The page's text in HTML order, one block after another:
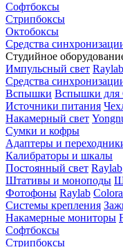
Софтбоксы
Стрипбоксы
Октобоксы
Средства
Студийное
Импульсный свет Raylab
Средства
Вспышки Вспышки для
Источники питания
Накамерный свет
Сумки и кофры
Адаптеры и
Калибраторы и шкалы
Постоянный свет Raylab
Штативы и моноподы
Фотофоны Raylab
Системы крепления
Накамерные мониторы
Софтбоксы
Стрипбоксы